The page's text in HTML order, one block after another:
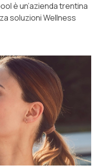
è un’azienda trentina
soluzioni Wellness